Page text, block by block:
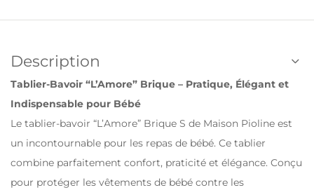
Description
Tablier-Bavoir “L’Amore” Brique – Pratique, Élégant et
Indispensable pour Bébé
Le tablier-bavoir “L’Amore” Brique S de Maison Pioline est
un incontournable pour les repas de bébé. Ce tablier
combine parfaitement confort, praticité et élégance. Conçu
pour protéger les vêtements de bébé contre les